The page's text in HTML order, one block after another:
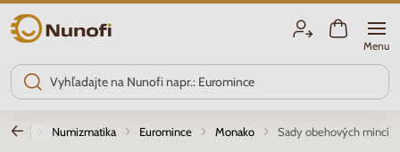
Nunofi.sk
Menu
Úvod Numizmatika Euromince Monako Sady obehových mincí